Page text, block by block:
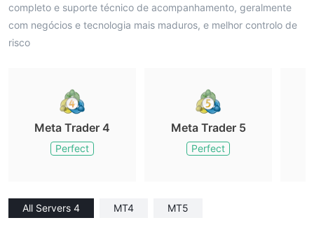
completo e suporte técnico de acompanhamento, geralmente
com negócios e tecnologia mais maduros, e melhor controlo de
risco
Meta Trader 4
Perfect
Meta Trader 5
Perfect
All Servers 4 MT4 MT5